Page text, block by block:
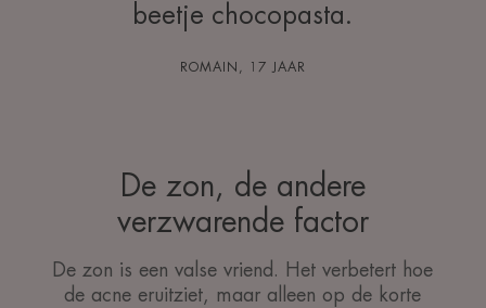
beetje chocopasta.
ROMAIN, 17 JAAR
De zon, de andere
verzwarende factor
De zon is een valse vriend. Het verbetert hoe
de acne eruitziet, maar alleen op de korte